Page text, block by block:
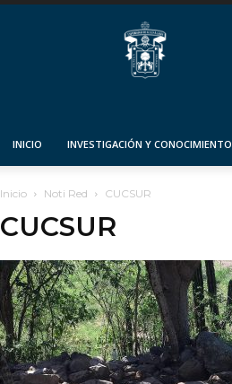
INICIO INVESTIGACIÓN Y CONOCIMIENTO
Inicio Noti Red CUCSUR
CUCSUR